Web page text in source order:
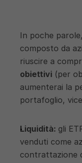
In poche
composto da
riuscire a
obiettivi (per
aumenterai la
portafoglio,
Liquidità: gli
venduti come
contrattazione